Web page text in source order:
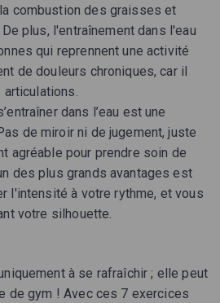
combustion des graisses et
plus, l'entraînement dans l'eau
qui reprennent une activité
de douleurs chroniques, car il
dans l’eau est une
de miroir ni de jugement, juste
agréable pour prendre soin de
des plus grands avantages est
l'intensité à votre rythme, et vous
votre silhouette.
à se rafraîchir ; elle peut
de gym ! Avec ces 7 exercices